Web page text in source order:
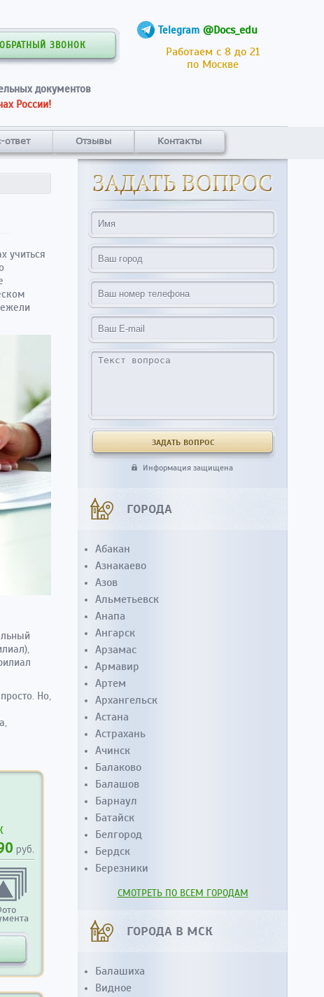
Telegram @Docs_edu
Работаем с 8 до 21
по Москве
ОБРАТНЫЙ ЗВОНОК
документов
России!
ответ Отзывы Контакты
учиться
Но,
руб.
Информация защищена
ГОРОДА
Абакан
Азнакаево
Азов
Альметьевск
Анапа
Ангарск
Арзамас
Армавир
Артем
Архангельск
Астана
Астрахань
Ачинск
Балаково
Балашов
Барнаул
Батайск
Белгород
Бердск
Березники
СМОТРЕТЬ ПО ВСЕМ ГОРОДАМ
ГОРОДА В МСК
Балашиха
Видное